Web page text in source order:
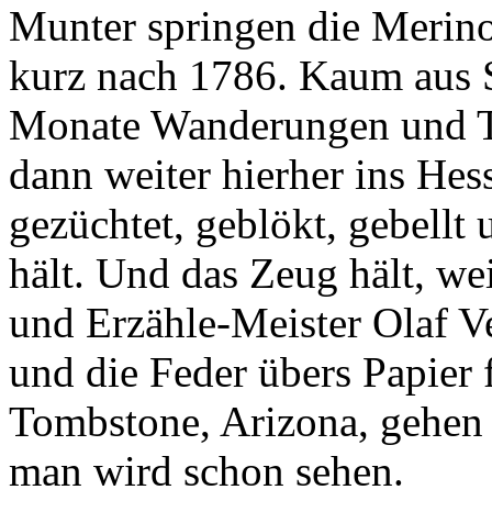
Munter springen die
kurz nach 1786. Kaum
Monate Wanderungen und
dann weiter hierher ins
gezüchtet, geblökt, gebellt
hält. Und das Zeug hält,
und Erzähle-Meister Olaf
und die Feder übers Papier
Tombstone, Arizona,
man wird schon sehen.